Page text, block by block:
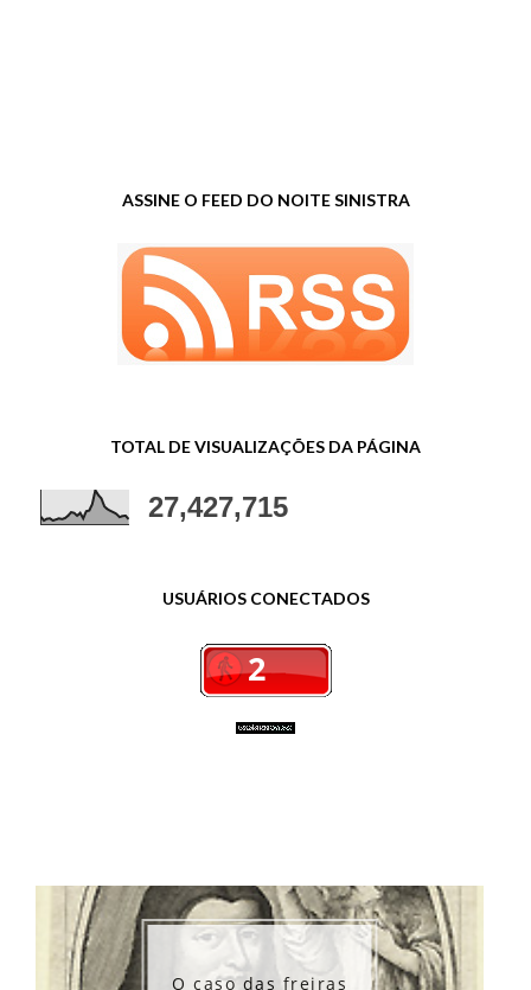
ASSINE O FEED DO NOITE SINISTRA
TOTAL DE VISUALIZAÇÕES DA PÁGINA
27,427,715
USUÁRIOS CONECTADOS
O caso das freiras